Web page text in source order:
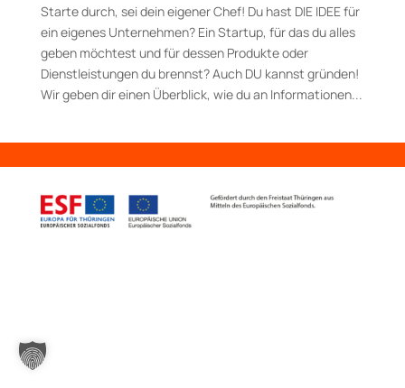
Starte durch, sei dein eigener Chef! Du hast DIE IDEE für
ein eigenes Unternehmen? Ein Start­up, für das du alles
geben möchtest und für dessen Produkte oder
Dienstleistungen du brennst? Auch DU kannst gründen!
Wir geben dir einen Überblick, wie du an Informationen...